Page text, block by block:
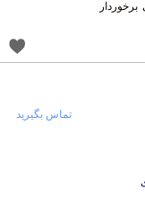
تماس بگیرید